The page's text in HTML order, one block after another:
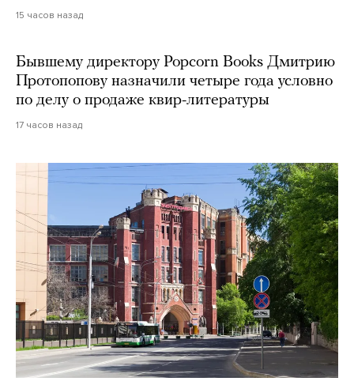
15 часов назад
Бывшему директору Popcorn Books Дмитрию
Протопопову назначили четыре года условно
по делу о продаже квир-литературы
17 часов назад